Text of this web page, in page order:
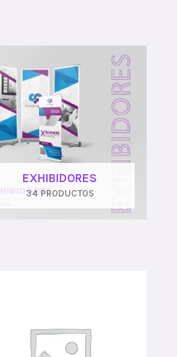
EXHIBIDORES
34 PRODUCTOS